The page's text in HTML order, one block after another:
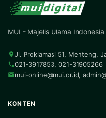
MUI - Majelis Ulama Indonesia
Jl. Proklamasi 51, Menteng,
021-3917853, 021-31905266
mui-online@mui.or.id,
KONTEN